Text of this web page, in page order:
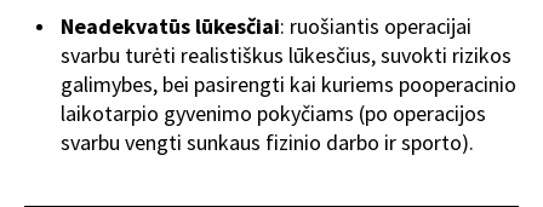
Neadekvatūs lūkesčiai: ruošiantis operacijai
svarbu turėti realistiškus lūkesčius, suvokti rizikos
galimybes, bei pasirengti kai kuriems pooperacinio
laikotarpio gyvenimo pokyčiams (po operacijos
svarbu vengti sunkaus fizinio darbo ir sporto).